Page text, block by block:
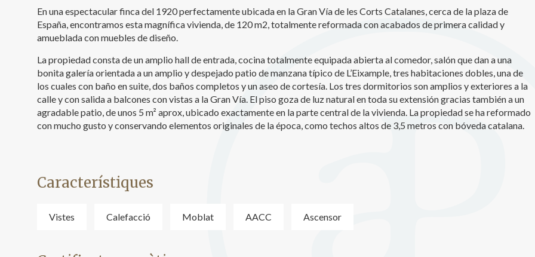
En una espectacular finca del 1920 perfectamente ubicada en la Gran Vía de les Corts Catalanes, cerca de la plaza de
España, encontramos esta magnífica vivienda, de 120 m2, totalmente reformada con acabados de primera calidad y
amueblada con muebles de diseño.
La propiedad consta de un amplio hall de entrada, cocina totalmente equipada abierta al comedor, salón que dan a una
bonita galería orientada a un amplio y despejado patio de manzana típico de L’Eixample, tres habitaciones dobles, una de
los cuales con baño en suite, dos baños completos y un aseo de cortesía. Los tres dormitorios son amplios y exteriores a la
calle y con salida a balcones con vistas a la Gran Vía. El piso goza de luz natural en toda su extensión gracias también a un
agradable patio, de unos 5 m² aprox, ubicado exactamente en la parte central de la vivienda. La propiedad se ha reformado
con mucho gusto y conservando elementos originales de la época, como techos altos de 3,5 metros con bóveda catalana.
Característiques
Vistes Calefacció Moblat AACC Ascensor
Analítiques i personalització
de l'activitat del web per a l'elaboració de perfils de navegació dels usuaris per
introduir millores en funció de l'anàlisi de les dades d'ús que fan els usuaris del
Permeten desar la informació de preferència de l'usuari per millorar la qualitat
nostres serveis i oferir una millor experiència a través de productes
Marketing i publicitat